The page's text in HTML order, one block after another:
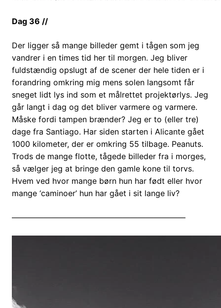
Dag 36 //
Der ligger så mange billeder gemt i tågen som jeg
vandrer i en times tid her til morgen. Jeg bliver
fuldstændig opslugt af de scener der hele tiden er i
forandring omkring mig mens solen langsomt får
sneget lidt lys ind som et målrettet projektørlys. Jeg
går langt i dag og det bliver varmere og varmere.
Måske fordi tampen brænder? Jeg er to (eller tre)
dage fra Santiago. Har siden starten i Alicante gået
1000 kilometer, der er omkring 55 tilbage. Peanuts.
Trods de mange flotte, tågede billeder fra i morges,
så vælger jeg at bringe den gamle kone til torvs.
Hvem ved hvor mange børn hun har født eller hvor
mange ‘caminoer’ hun har gået i sit lange liv?
——————————————————————